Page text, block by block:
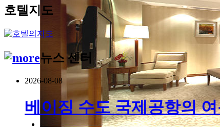
호텔지도
뉴스 센터
2026-08-08
베이징 수도 국제공항의